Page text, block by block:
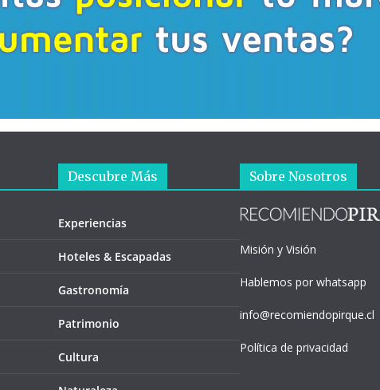
Descubre Más
Experiencias
Hoteles & Escapadas
Gastronomía
Patrimonio
Cultura
Sobre Nosotros
Misión y Visión
Hablemos por whatsapp
info@recomiendopirque.cl
Política de privacidad